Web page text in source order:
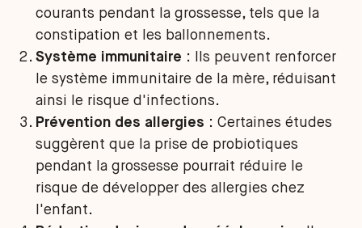
courants pendant la grossesse, tels que la
constipation et les ballonnements.
Système immunitaire : Ils peuvent renforcer
le système immunitaire de la mère, réduisant
ainsi le risque d'infections.
Prévention des allergies : Certaines études
suggèrent que la prise de probiotiques
pendant la grossesse pourrait réduire le
risque de développer des allergies chez
l'enfant.